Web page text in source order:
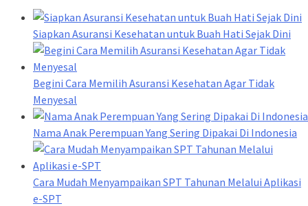
Siapkan Asuransi Kesehatan untuk Buah Hati Sejak Dini
Begini Cara Memilih Asuransi Kesehatan Agar Tidak
Menyesal
Nama Anak Perempuan Yang Sering Dipakai Di Indonesia
Cara Mudah Menyampaikan SPT Tahunan Melalui Aplikasi
e-SPT